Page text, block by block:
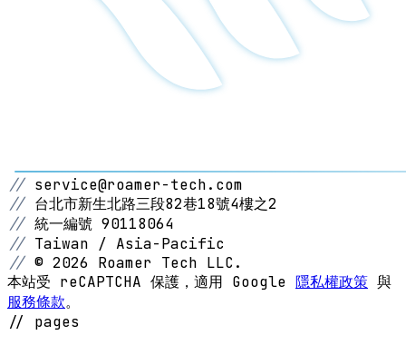
// service@roamer-tech.com
// 台北市新生北路三段82巷18號4樓之2
// 統一編號 90118064
// Taiwan / Asia-Pacific
// © 2026 Roamer Tech LLC.
本站受 reCAPTCHA 保護，適用 Google 隱私權政策 與
服務條款。
// pages